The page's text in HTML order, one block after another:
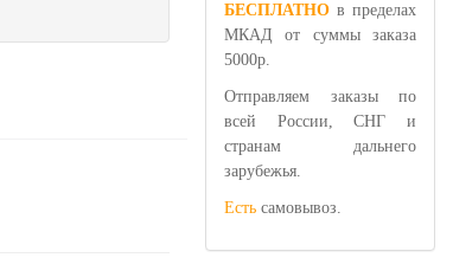
БЕСПЛАТНО в пределах
МКАД от суммы заказа
5000р.
Отправляем заказы по
всей России, СНГ и
странам дальнего
зарубежья.
Есть самовывоз.